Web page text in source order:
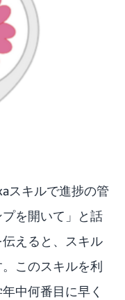
スキルで進捗の管
を開いて」と話
えると、スキル
このスキルを利
中何番目に早く